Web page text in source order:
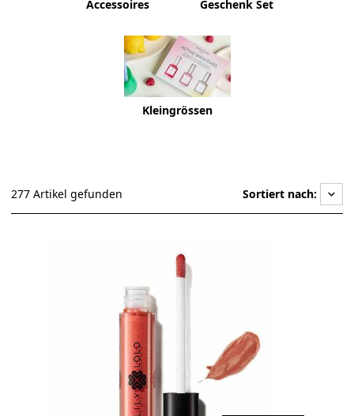
Accessoires Geschenk Set
Kleingrössen
277 Artikel gefunden Sortiert nach: keyboard_arrow_down